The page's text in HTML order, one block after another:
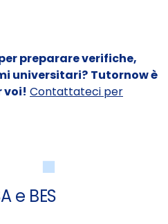
preparare verifiche,
universitari? Tutornow è
voi! Contattateci per
e BES